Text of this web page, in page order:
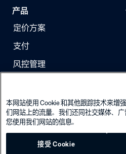
产品
定价方案
支付
风控管理
本网站使用 Cookie 和其他跟踪技术来增
们网站上的流量。我们还同社交媒体、
您使用我们网站的信息。
接受 Cookie